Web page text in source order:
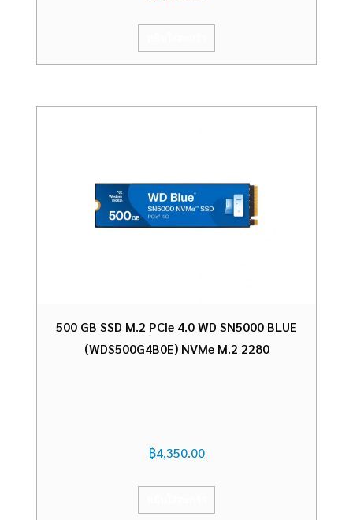
500 GB SSD M.2 PCIe 4.0 WD SN5000 BLUE
(WDS500G4B0E) NVMe M.2 2280
฿4,350.00